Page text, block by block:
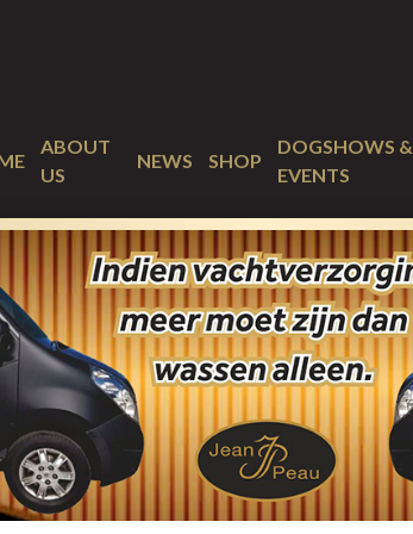
ABOUT
US
NEWS SHOP
DOGSHOWS &
EVENTS